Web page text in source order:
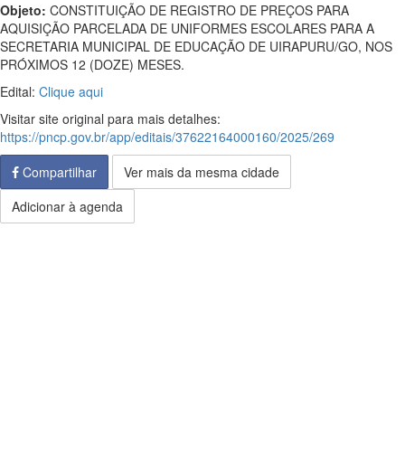
Objeto: CONSTITUIÇÃO DE REGISTRO DE PREÇOS PARA
AQUISIÇÃO PARCELADA DE UNIFORMES ESCOLARES PARA A
SECRETARIA MUNICIPAL DE EDUCAÇÃO DE UIRAPURU/GO, NOS
PRÓXIMOS 12 (DOZE) MESES.
Edital: Clique aqui
Visitar site original para mais detalhes:
https://pncp.gov.br/app/editais/37622164000160/2025/269
Compartilhar
Ver mais da mesma cidade
Adicionar à agenda